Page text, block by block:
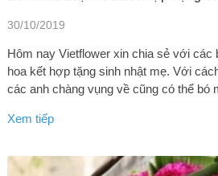
30/10/2019
Hôm nay Vietflower xin chia sẻ với các
hoa kết hợp tặng sinh nhật mẹ. Với
các anh chàng vụng về cũng có thể bó
Xem tiếp